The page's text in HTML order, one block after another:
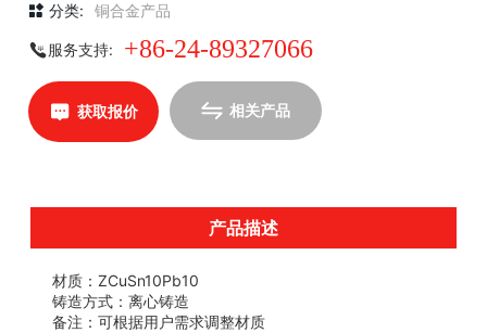
分类: 铜合金产品
服务支持: +86-24-89327066
获取报价 相关产品
产品描述
材质：ZCuSn10Pb10
铸造方式：离心铸造
备注：可根据用户需求调整材质